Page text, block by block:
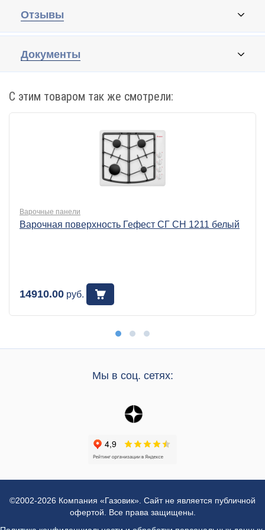
Отзывы
Документы
С этим товаром так же смотрели:
Варочные панели
Варочная поверхность Гефест СГ СН 1211 белый
14910.00 руб.
Мы в соц. сетях:
©2002-2026 Компания «Газовик». Сайт не является публичной
офертой. Все права защищены.